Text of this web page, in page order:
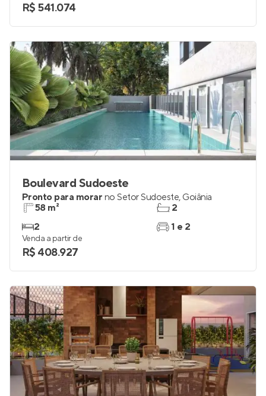
R$ 541.074
Boulevard Sudoeste
Pronto para morar no Setor Sudoeste, Goiânia
58 m²
2
2
1 e 2
Venda a partir de
R$ 408.927